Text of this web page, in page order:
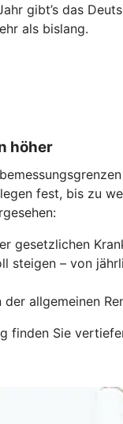
gibt’s das
als bislang.
höher
fest, bis zu
gesetzlichen
steigen – von
allgemeinen
finden Sie